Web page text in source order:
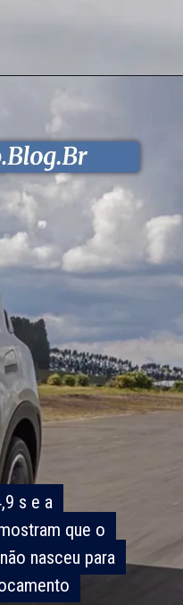
s e a
que o
nasceu para
s e a
que o
nasceu para